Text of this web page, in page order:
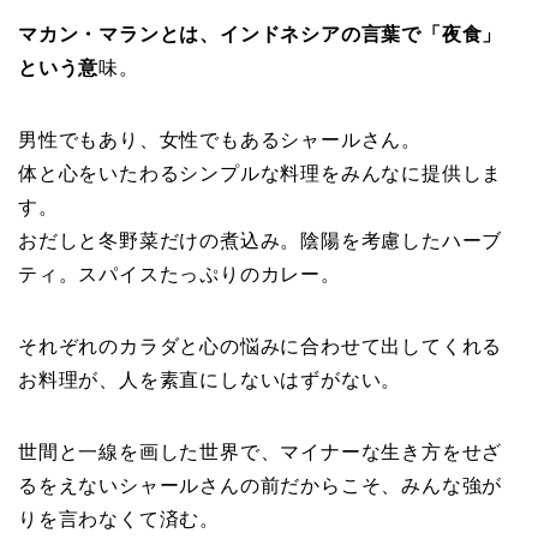
マカン・マランとは、インドネシアの言葉で「夜食」
という意味。
男性でもあり、女性でもあるシャールさん。
体と心をいたわるシンプルな料理をみんなに提供しま
す。
おだしと冬野菜だけの煮込み。陰陽を考慮したハーブ
ティ。スパイスたっぷりのカレー。
それぞれのカラダと心の悩みに合わせて出してくれる
お料理が、人を素直にしないはずがない。
世間と一線を画した世界で、マイナーな生き方をせざ
るをえないシャールさんの前だからこそ、みんな強が
りを言わなくて済む。